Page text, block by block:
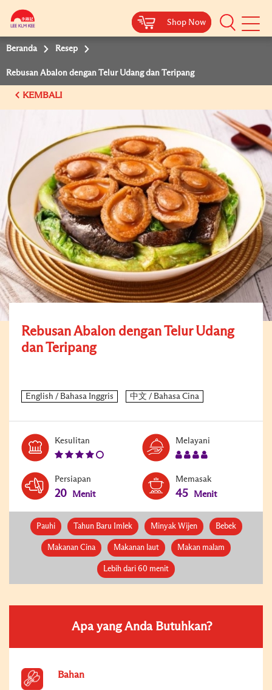
Shop Now
Shop Now
Beranda Resep
Rebusan Abalon dengan Telur Udang dan Teripang
KEMBALI
Rebusan Abalon dengan Telur Udang
dan Teripang
Kesulitan
4
Melayani
Persiapan
20 Menit
Memasak
45 Menit
Pauhi Tahun Baru Imlek Minyak Wijen Bebek
Makanan Cina Makanan laut Makan malam
Lebih dari 60 menit
Apa yang Anda Butuhkan?
Bahan